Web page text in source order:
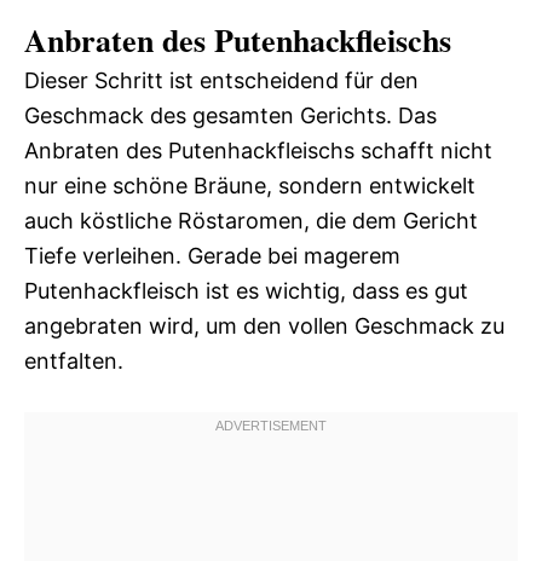
Anbraten des Putenhackfleischs
Dieser Schritt ist entscheidend für den
Geschmack des gesamten Gerichts. Das
Anbraten des Putenhackfleischs schafft nicht
nur eine schöne Bräune, sondern entwickelt
auch köstliche Röstaromen, die dem Gericht
Tiefe verleihen. Gerade bei magerem
Putenhackfleisch ist es wichtig, dass es gut
angebraten wird, um den vollen Geschmack zu
entfalten.